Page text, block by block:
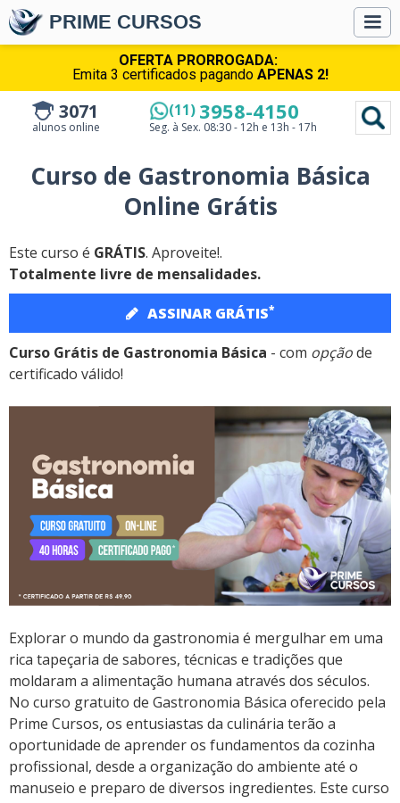
OFERTA PRORROGADA:
Emita 3 certificados pagando APENAS 2!
PRIME CURSOS
3071
alunos online
(11) 3958-4150
Seg. à Sex. 08:30 - 12h e 13h - 17h
Curso de Gastronomia Básica
Online Grátis
Este curso é GRÁTIS. Aproveite!.
Totalmente livre de mensalidades.
ASSINAR GRÁTIS*
Curso Grátis de Gastronomia Básica - com opçãode
certificado válido!
Explorar o mundo da gastronomia é mergulhar em uma
rica tapeçaria de sabores, técnicas e tradições que
moldaram a alimentação humana através dos séculos.
No curso gratuito de Gastronomia Básica oferecido pela
Prime Cursos, os entusiastas da culinária terão a
oportunidade de aprender os fundamentos da cozinha
profissional, desde a organização do ambiente até o
manuseio e preparo de diversos ingredientes. Este curso